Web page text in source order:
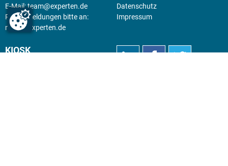
E-Mail:team@experten.de
Pressemeldungen bitte an:
news@experten.de
Datenschutz
Impressum
KIOSK